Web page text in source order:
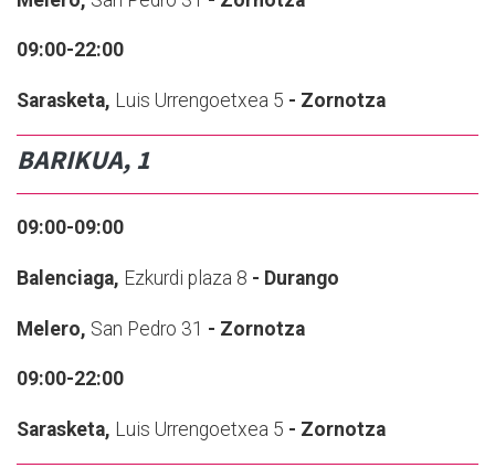
09:00-22:00
Sarasketa, Luis Urrengoetxea 5 - Zornotza
BARIKUA, 1
09:00-09:00
Balenciaga, Ezkurdi plaza 8 - Durango
Melero, San Pedro 31 - Zornotza
09:00-22:00
Sarasketa, Luis Urrengoetxea 5 - Zornotza